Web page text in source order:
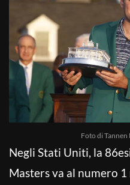
Foto di Tannen
Negli Stati Uniti, la
Masters va al numero